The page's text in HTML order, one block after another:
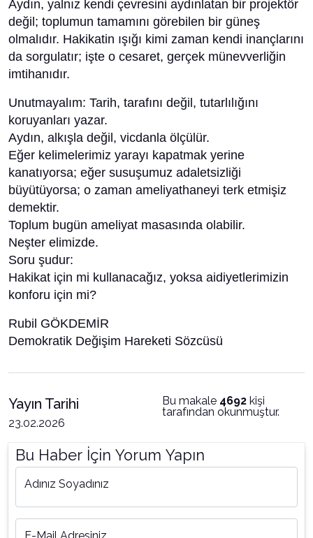
Aydın, yalnız kendi çevresini aydınlatan bir projektör
değil; toplumun tamamını görebilen bir güneş
olmalıdır. Hakikatin ışığı kimi zaman kendi inançlarını
da sorgulatır; işte o cesaret, gerçek münevverliğin
imtihanıdır.
Unutmayalım: Tarih, tarafını değil, tutarlılığını
koruyanları yazar.
Aydın, alkışla değil, vicdanla ölçülür.
Eğer kelimelerimiz yarayı kapatmak yerine
kanatıyorsa; eğer susuşumuz adaletsizliği
büyütüyorsa; o zaman ameliyathaneyi terk etmişiz
demektir.
Toplum bugün ameliyat masasında olabilir.
Neşter elimizde.
Soru şudur:
Hakikat için mi kullanacağız, yoksa aidiyetlerimizin
konforu için mi?
Rubil GÖKDEMİR
Demokratik Değişim Hareketi Sözcüsü
Yayın Tarihi
23.02.2026
Bu makale 4692 kişi
tarafından okunmuştur.
Bu Haber İçin Yorum Yapın
Adınız Soyadınız